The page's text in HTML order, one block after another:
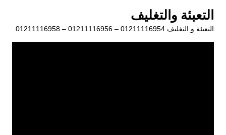
المحتوى
التعبئة والتغليف
التعبئة و التغليف 01211116954 – 01211116956 – 01211116958